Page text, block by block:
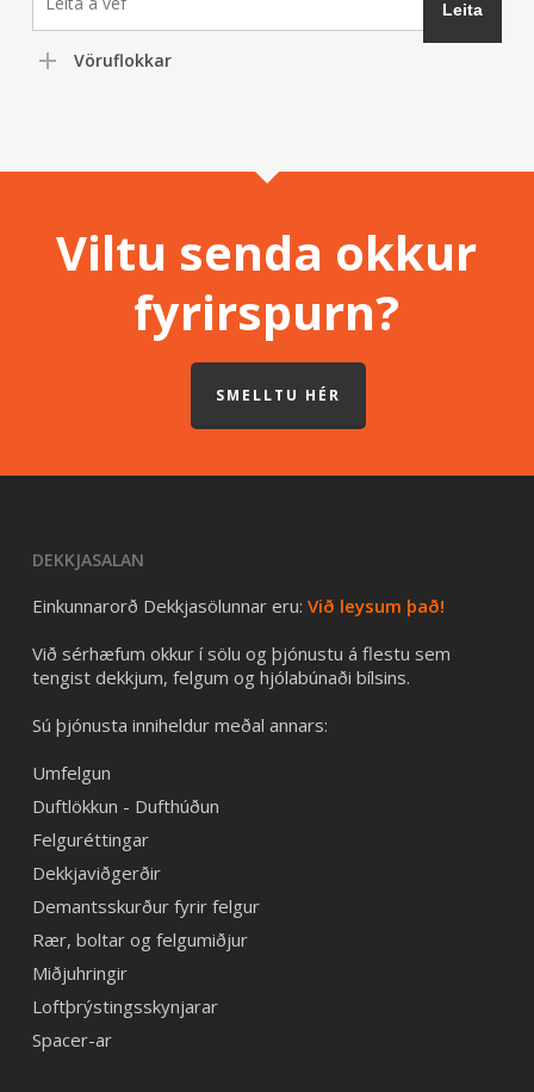
Vöruflokkar
Viltu senda okkur
fyrirspurn?
SMELLTU HÉR
DEKKJASALAN
Einkunnarorð Dekkjasölunnar eru: Við leysum það!
Við sérhæfum okkur í sölu og þjónustu á flestu sem
tengist dekkjum, felgum og hjólabúnaði bílsins.
Sú þjónusta inniheldur meðal annars:
Umfelgun
Duftlökkun - Dufthúðun
Felguréttingar
Dekkjaviðgerðir
Demantsskurður fyrir felgur
Rær, boltar og felgumiðjur
Miðjuhringir
Loftþrýstingsskynjarar
Spacer-ar